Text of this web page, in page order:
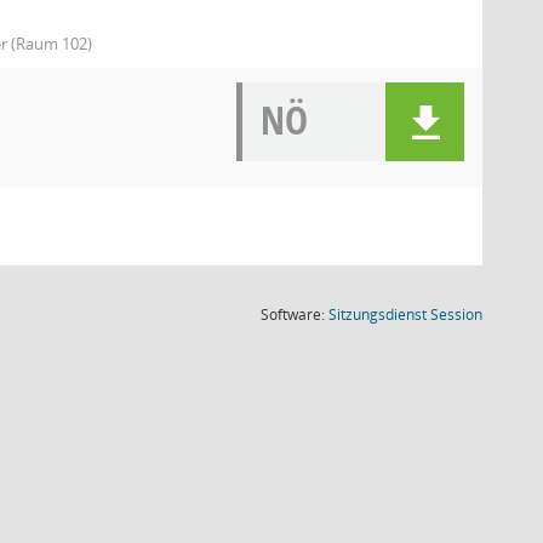
(Raum 102)
NÖ
Software:SitzungsdienstSession(Wird in